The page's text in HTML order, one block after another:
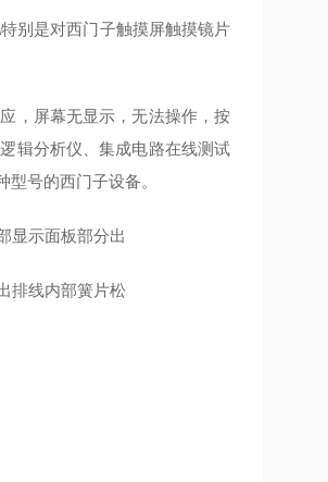
别是对西门子触摸屏触摸镜片
，屏幕无显示，无法操作，按
辑分析仪、集成电路在线测试
号的西门子设备。
显示面板部分出
排线内部簧片松